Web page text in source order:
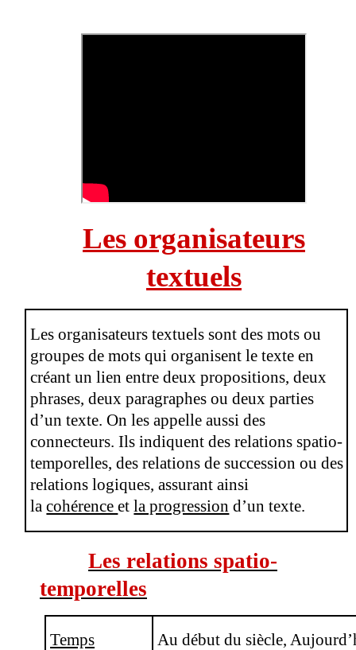
Les organisateurs
textuels
Les organisateurs textuels sont des mots ou
groupes de mots qui organisent le texte en
créant un lien entre deux propositions, deux
phrases, deux paragraphes ou deux parties
d’un texte. On les appelle aussi des
connecteurs.Ils indiquent des relationsspatio-
temporelles,des relations de succession ou des
relations logiques, assurant ainsi
lacohérenceetla progression d’un texte.
Les relations spatio-
temporelles
Temps
Au début du siècle,